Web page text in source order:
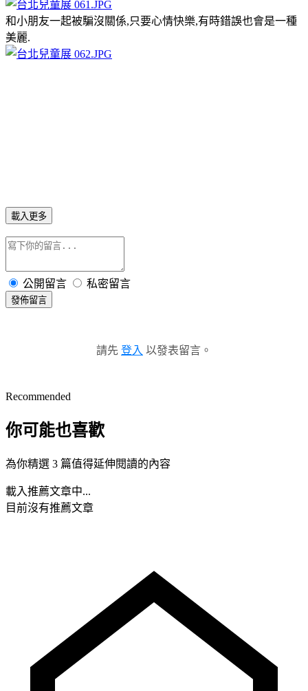
和小朋友一起被騙沒關係,只要心情快樂,有時錯誤也會是一種
美麗.
載入更多
公開留言 私密留言
發佈留言
請先 登入 以發表留言。
Recommended
你可能也喜歡
為你精選 3 篇值得延伸閱讀的內容
載入推薦文章中...
目前沒有推薦文章